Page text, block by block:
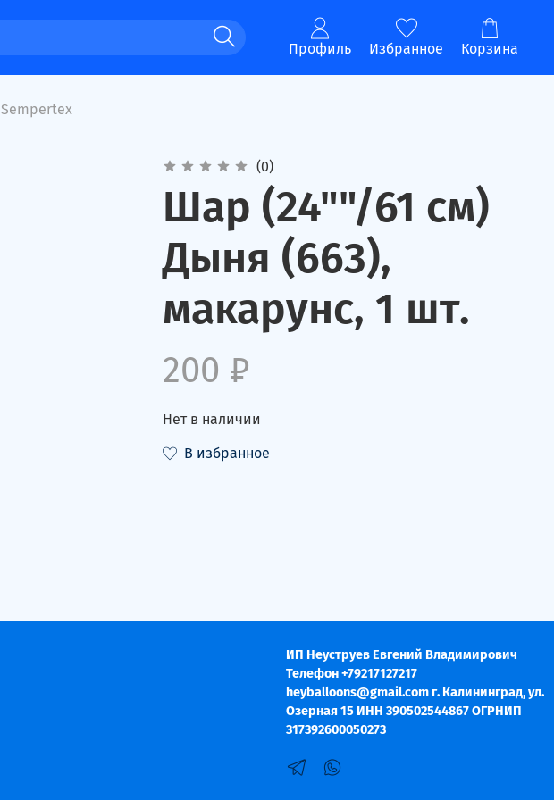
Профиль Избранное Корзина
Sempertex
(0)
Шар (24""/61 см)
Дыня (663),
макарунс, 1 шт.
200 ₽
Нет в наличии
В избранное
ИП Неуструев Евгений Владимирович
Телефон +79217127217
heyballoons@gmail.com г. Калининград, ул.
Озерная 15 ИНН 390502544867 ОГРНИП
317392600050273